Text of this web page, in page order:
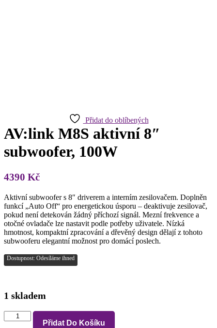
Přidat do oblíbených
AV:link M8S aktivní 8″
subwoofer, 100W
4390 Kč
Aktivní subwoofer s 8″ driverem a interním zesilovačem. Doplněn
funkcí „Auto Off“ pro energetickou úsporu – deaktivuje zesilovač,
pokud není detekován žádný příchozí signál. Mezní frekvence a
otočné ovladače lze nastavit podle potřeby uživatele. Nízká
hmotnost, kompaktní zpracování a dřevěný design dělají z tohoto
subwooferu elegantní možnost pro domácí poslech.
Dostupnost: Odesíláme ihned
1 skladem
AV:link
M8S
Přidat Do Košíku